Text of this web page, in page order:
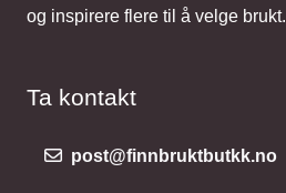
og inspirere flere til å velge brukt.
Ta kontakt
post@finnbruktbutkk.no